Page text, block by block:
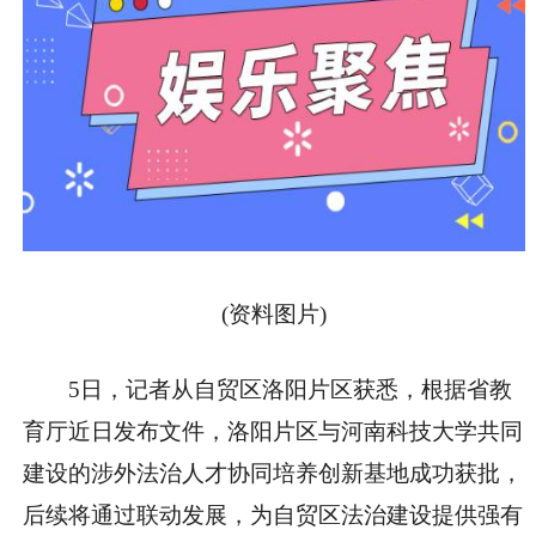
(资料图片)
5日，记者从自贸区洛阳片区获悉，根据省教
育厅近日发布文件，洛阳片区与河南科技大学共同
建设的涉外法治人才协同培养创新基地成功获批，
后续将通过联动发展，为自贸区法治建设提供强有